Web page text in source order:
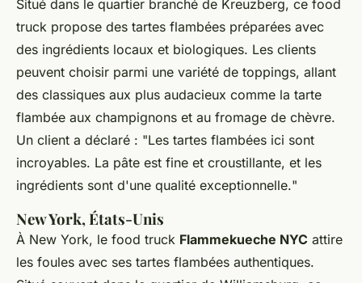
Situé dans le quartier branché de Kreuzberg, ce food
truck propose des tartes flambées préparées avec
des ingrédients locaux et biologiques. Les clients
peuvent choisir parmi une variété de toppings, allant
des classiques aux plus audacieux comme la tarte
flambée aux champignons et au fromage de chèvre.
Un client a déclaré : "Les tartes flambées ici sont
incroyables. La pâte est fine et croustillante, et les
ingrédients sont d'une qualité exceptionnelle."
New York, États-Unis
À New York, le food truck Flammekueche NYC attire
les foules avec ses tartes flambées authentiques.